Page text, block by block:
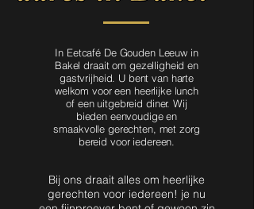
In Eetcafé De Gouden Leeuw in
Bakel draait om gezelligheid en
gastvrijheid. U bent van harte
welkom voor een heerlijke lunch
of een uitgebreid diner. Wij
bieden eenvoudige en
smaakvolle gerechten, met zorg
bereid voor iedereen.
Bij ons draait alles om heerlijke
gerechten voor iedereen! je nu